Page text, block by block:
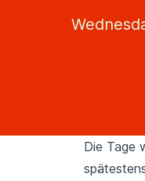
Die Tage